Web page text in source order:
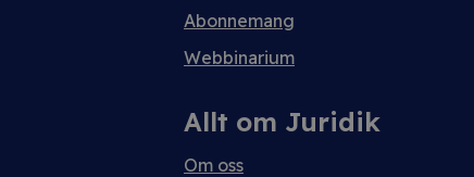
Abonnemang
Webbinarium
Allt om Juridik
Om oss